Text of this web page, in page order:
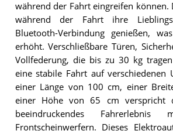
während der Fahrt eingreifen können.
während der Fahrt ihre
Bluetooth-Verbindung genießen,
erhöht. Verschließbare Türen,
Vollfederung, die bis zu 30 kg
eine stabile Fahrt auf verschiedenen
einer Länge von 100 cm, einer
einer Höhe von 65 cm verspricht
beeindruckendes Fahrerlebnis
Frontscheinwerfern. Dieses